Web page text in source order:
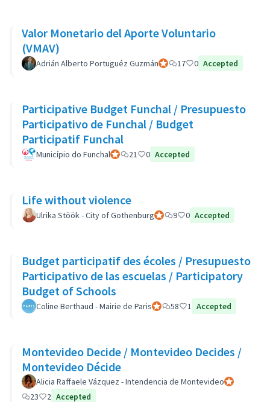
Valor Monetario del Aporte Voluntario
(VMAV)
Adrián Alberto Portuguéz GuzmánParticipant officiel
17 0 Accepted
Participative Budget Funchal / Presupuesto
Participativo de Funchal / Budget
Participatif Funchal
Município do FunchalParticipant officiel
21 0 Accepted
Life without violence
Ulrika Stöök - City of GothenburgParticipant officiel
9 0 Accepted
Budget participatif des écoles / Presupuesto
Participativo de las escuelas / Participatory
Budget of Schools
Coline Berthaud - Mairie de ParisParticipant officiel
58 1 Accepted
Montevideo Decide / Montevideo Decides /
Montevideo Décide
Alicia Raffaele Vázquez - Intendencia de MontevideoParticipant
23
2 Accepted